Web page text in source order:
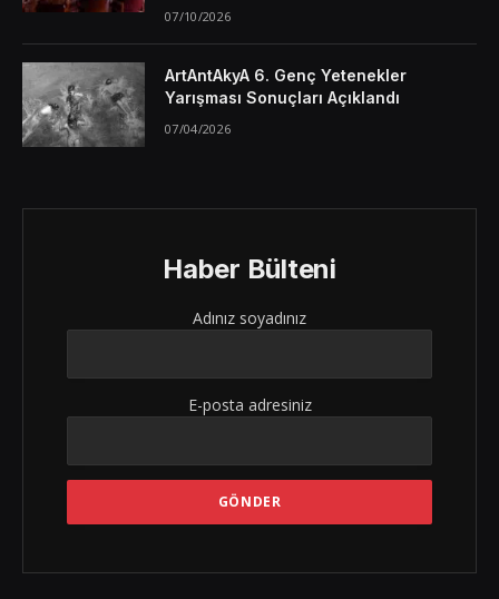
07/10/2026
ArtAntAkyA 6. Genç Yetenekler
Yarışması Sonuçları Açıklandı
07/04/2026
Haber Bülteni
Adınız soyadınız
E-posta adresiniz